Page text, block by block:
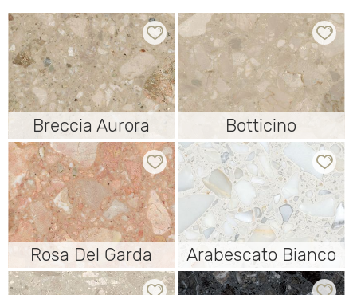
Breccia Aurora
Breccia Aurora Botticino
Botticino
Rosa Del Garda
Rosa Del Garda Arabescato Bianco
Arabescato Bianco